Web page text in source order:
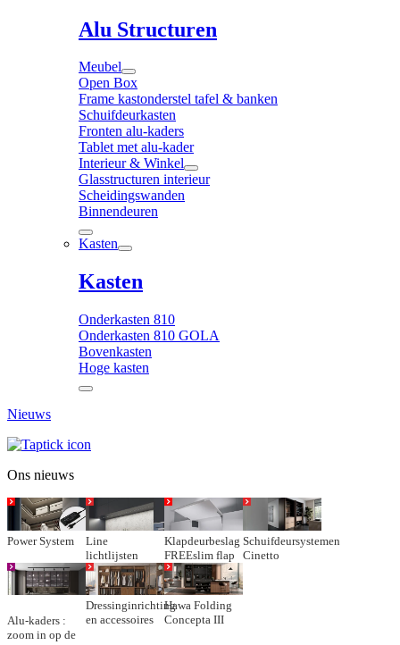
Alu Structuren
Meubel
Open Box
Frame kastonderstel tafel & banken
Schuifdeurkasten
Fronten alu-kaders
Tablet met alu-kader
Interieur & Winkel
Glasstructuren interieur
Scheidingswanden
Binnendeuren
Kasten
Kasten
Onderkasten 810
Onderkasten 810 GOLA
Bovenkasten
Hoge kasten
Nieuws
Ons nieuws
Power System
Line
lichtlijsten
Klapdeurbeslag
FREEslim flap
Schuifdeursystemen
Cinetto
Alu-kaders :
zoom in op de
Dressinginrichting
en accessoires
Hawa Folding
Concepta III